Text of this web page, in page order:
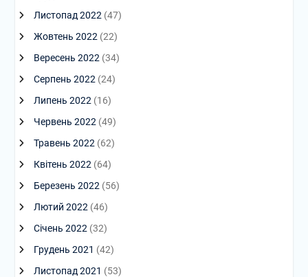
Листопад 2022 (47)
Жовтень 2022 (22)
Вересень 2022 (34)
Серпень 2022 (24)
Липень 2022 (16)
Червень 2022 (49)
Травень 2022 (62)
Квітень 2022 (64)
Березень 2022 (56)
Лютий 2022 (46)
Січень 2022 (32)
Грудень 2021 (42)
Листопад 2021 (53)